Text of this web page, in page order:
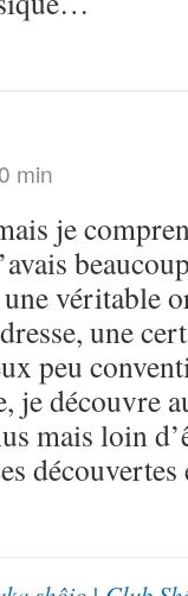
min
je
une véritable
une
peu
je découvre
mais loin